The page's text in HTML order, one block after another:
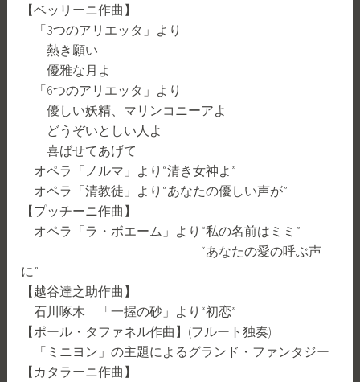
【ベッリーニ作曲】
「3つのアリエッタ」より
熱き願い
優雅な月よ
「6つのアリエッタ」より
優しい妖精、マリンコニーアよ
どうぞいとしい人よ
喜ばせてあげて
オペラ「ノルマ」より“清き女神よ”
オペラ「清教徒」より“あなたの優しい声が”
【プッチーニ作曲】
オペラ「ラ・ボエーム」より“私の名前はミミ”
“あなたの愛の呼ぶ声
に”
【越谷達之助作曲】
石川啄木 「一握の砂」より“初恋”
【ポール・タファネル作曲】(フルート独奏)
「ミニヨン」の主題によるグランド・ファンタジー
【カタラーニ作曲】